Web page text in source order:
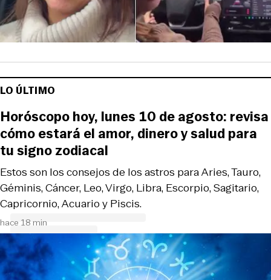
LO ÚLTIMO
hace 18 min
Estos son los consejos de los astros para Aries, Tauro,
Géminis, Cáncer, Leo, Virgo, Libra, Escorpio, Sagitario,
Capricornio, Acuario y Piscis.
Horóscopo hoy, lunes 10 de agosto: revisa
cómo estará el amor, dinero y salud para
tu signo zodiacal